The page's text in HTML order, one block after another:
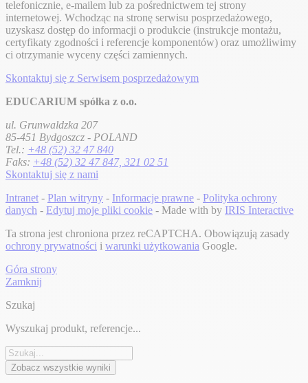
telefonicznie, e-mailem lub za pośrednictwem tej strony
internetowej. Wchodząc na stronę serwisu posprzedażowego,
uzyskasz dostęp do informacji o produkcie (instrukcje montażu,
certyfikaty zgodności i referencje komponentów) oraz umożliwimy
ci otrzymanie wyceny części zamiennych.
Skontaktuj się z Serwisem posprzedażowym
EDUCARIUM spółka z o.o.
ul. Grunwaldzka 207
85-451 Bydgoszcz - POLAND
Tel.: +48 (52) 32 47 840
Faks: +48 (52) 32 47 847, 321 02 51
Skontaktuj się z nami
Intranet - Plan witryny - Informacje prawne - Polityka ochrony
danych - Edytuj moje pliki cookie - Made with by IRIS Interactive
Ta strona jest chroniona przez reCAPTCHA. Obowiązują zasady
ochrony prywatności i warunki użytkowania Google.
Góra strony
Zamknij
Szukaj
Wyszukaj produkt, referencje...
Zobacz wszystkie wyniki